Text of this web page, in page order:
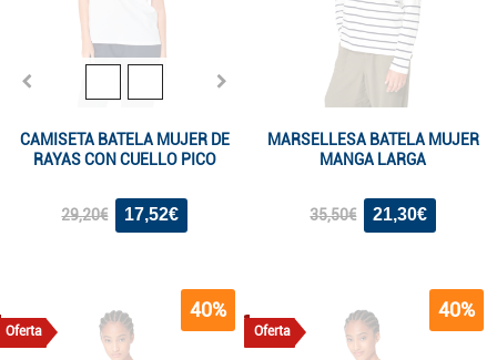
CAMISETA BATELA MUJER DE
RAYAS CON CUELLO PICO
29,20€ 17,52€
MARSELLESA BATELA MUJER
MANGA LARGA
35,50€ 21,30€
Oferta
40%
Oferta
40%